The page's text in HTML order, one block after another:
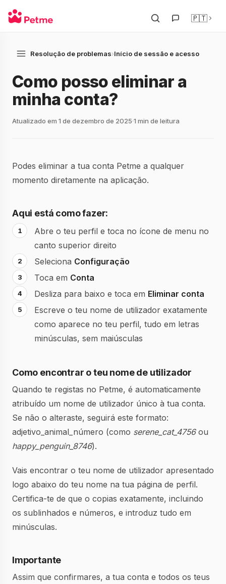
🇵🇹
Resolução de problemas›Início de sessão e acesso
Como posso eliminar a
minha conta?
Atualizado em 1 de dezembro de 2025 1 min de leitura
Podes eliminar a tua conta Petme a qualquer
momento diretamente na aplicação.
Aqui está como fazer:
Abre o teu perfil e toca no ícone de menu no
canto superior direito
Seleciona Configuração
Toca em Conta
Desliza para baixo e toca em Eliminar conta
Escreve o teu nome de utilizador exatamente
como aparece no teu perfil, tudo em letras
minúsculas, sem maiúsculas
Como encontrar o teu nome de utilizador
Quando te registas no Petme, é automaticamente
atribuído um nome de utilizador único à tua conta.
Se não o alteraste, seguirá este formato:
adjetivo_animal_número (como serene_cat_4756ou
happy_penguin_8746).
Vais encontrar o teu nome de utilizador apresentado
logo abaixo do teu nome na tua página de perfil.
Certifica-te de que o copias exatamente, incluindo
os sublinhados e números, e introduz tudo em
minúsculas.
Importante
Assim que confirmares, a tua conta e todos os teus